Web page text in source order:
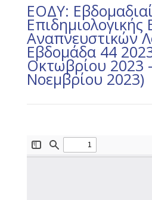
ΕΟΔΥ:
Αναπνευστικών
Εβδομάδα 44
Οκτωβρίου 2023
Νοεμβρίου 2023)